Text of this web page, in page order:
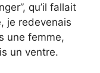
qu’il fallait
je redevenais
une femme,
un ventre.